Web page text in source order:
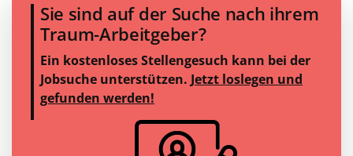
Sie sind auf der Suche nach ihrem
Traum-Arbeitgeber?
Ein kostenloses Stellengesuch kann bei der
Jobsuche unterstützen. Jetzt loslegen und
gefunden werden!